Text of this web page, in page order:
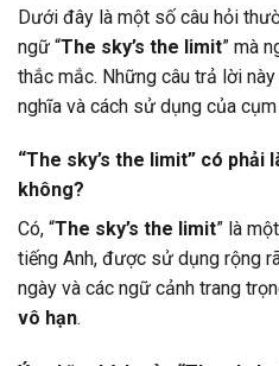
Dưới đây là một số câu hỏi
ngữ “The sky’s the limit” mà
thắc mắc. Những câu trả lời
nghĩa và cách sử dụng của
“The sky’s the limit” có phải
không?
Có, “The sky’s the limit” là
tiếng Anh, được sử dụng rộng
ngày và các ngữ cảnh trang
vô hạn.